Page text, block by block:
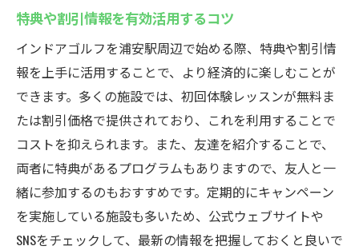
特典や割引情報を有効活用するコツ
インドアゴルフを浦安駅周辺で始める際、特典や割引情
報を上手に活用することで、より経済的に楽しむことが
できます。多くの施設では、初回体験レッスンが無料ま
たは割引価格で提供されており、これを利用することで
コストを抑えられます。また、友達を紹介することで、
両者に特典があるプログラムもありますので、友人と一
緒に参加するのもおすすめです。定期的にキャンペーン
を実施している施設も多いため、公式ウェブサイトや
SNSをチェックして、最新の情報を把握しておくと良いで